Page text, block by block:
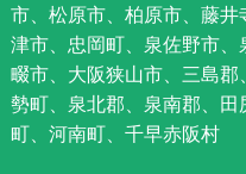
市、松原市、柏原市、藤
津市、忠岡町、泉佐野市
畷市、大阪狭山市、三島
勢町、泉北郡、泉南郡、
町、河南町、千早赤阪村